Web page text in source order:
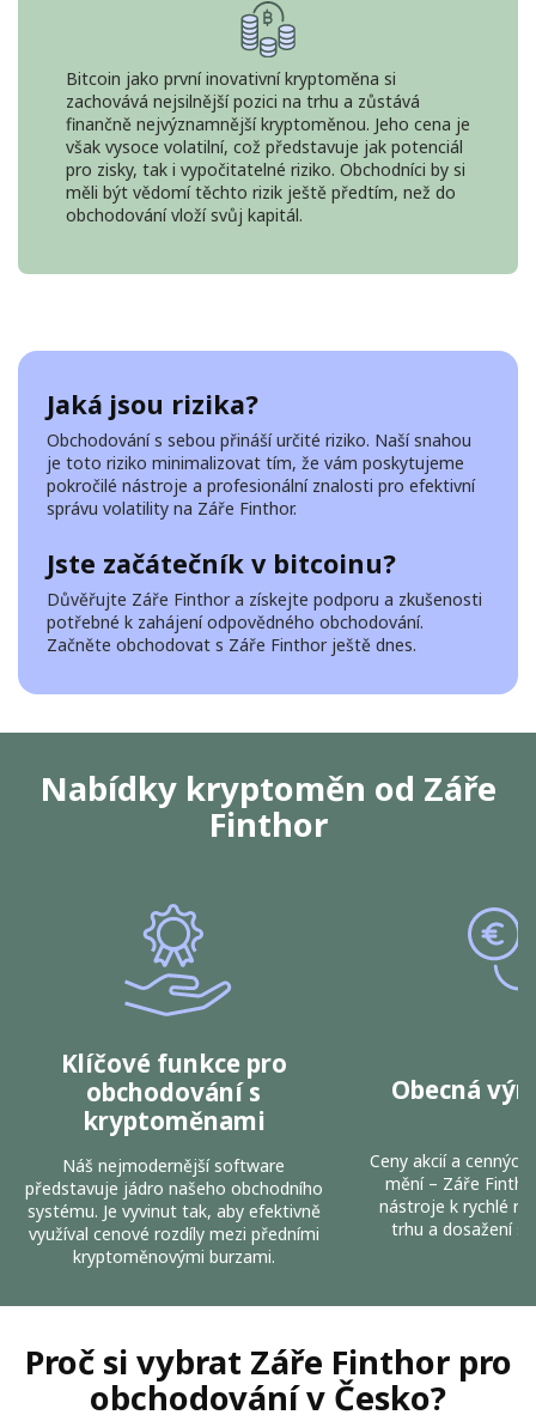
Bitcoin jako první inovativní kryptoměna si
zachovává nejsilnější pozici na trhu a zůstává
finančně nejvýznamnější kryptoměnou. Jeho cena je
však vysoce volatilní, což představuje jak potenciál
pro zisky, tak i vypočitatelné riziko. Obchodníci by si
měli být vědomí těchto rizik ještě předtím, než do
obchodování vloží svůj kapitál.
Jaká jsou rizika?
Obchodování s sebou přináší určité riziko. Naší snahou
je toto riziko minimalizovat tím, že vám poskytujeme
pokročilé nástroje a profesionální znalosti pro efektivní
správu volatility na Záře Finthor.
Jste začátečník v bitcoinu?
Důvěřujte Záře Finthor a získejte podporu a zkušenosti
potřebné k zahájení odpovědného obchodování.
Začněte obchodovat s Záře Finthor ještě dnes.
Nabídky kryptoměn od Záře
Finthor
Klíčové funkce pro
obchodování s
kryptoměnami
Náš nejmodernější software
představuje jádro našeho obchodního
systému. Je vyvinut tak, aby efektivně
využíval cenové rozdíly mezi předními
kryptoměnovými burzami.
Obecná
Ceny akcií a
mění – Záře
nástroje k rychlé
trhu a dosažení
Proč si vybrat Záře Finthor pro
obchodování v Česko?